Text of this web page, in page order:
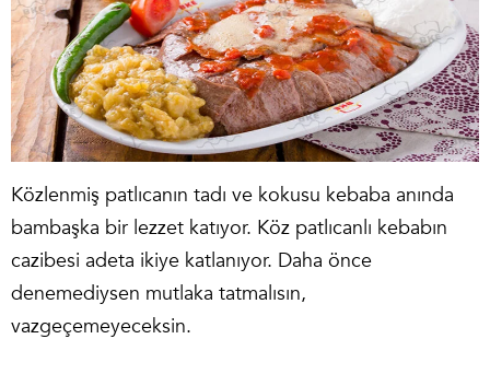
Közlenmiş patlıcanın tadı ve kokusu kebaba anında
bambaşka bir lezzet katıyor. Köz patlıcanlı kebabın
cazibesi adeta ikiye katlanıyor. Daha önce
denemediysen mutlaka tatmalısın,
vazgeçemeyeceksin.